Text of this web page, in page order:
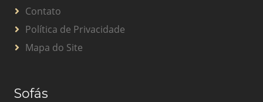
Contato
Política de Privacidade
Mapa do Site
Sofás